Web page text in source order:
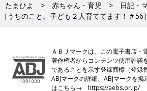
たまひよ 赤ちゃん・育児 日記・
[うちのこと。子ども２人育ててます！＃56]
ＡＢＪマークは、この電子書店・
著作権者からコンテンツ使用許諾
であることを示す登録商標（登録
ABJマークの詳細、ABJマークを
はこちら→https://aebs.or.jp/